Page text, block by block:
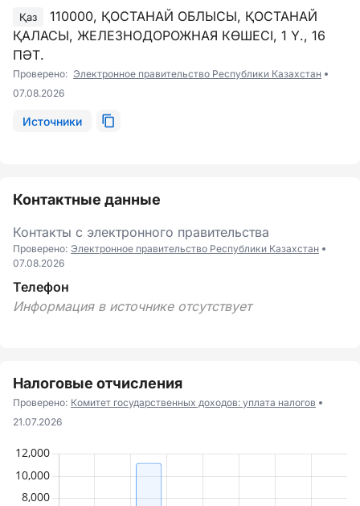
Қаз
110000, ҚОСТАНАЙ ОБЛЫСЫ, ҚОСТАНАЙ
ҚАЛАСЫ, ЖЕЛЕЗНОДОРОЖНАЯ КӨШЕСІ, 1 Ү., 16
ПӘТ.
Проверено: Электронное правительство Республики Казахстан
07.08.2026
Источники
Контактные данные
Контакты с электронного правительства
Проверено: Электронное правительство Республики Казахстан
07.08.2026
Телефон
Информация в источнике отсутствует
Налоговые отчисления
Проверено: Комитет государственных доходов: уплата налогов
21.07.2026